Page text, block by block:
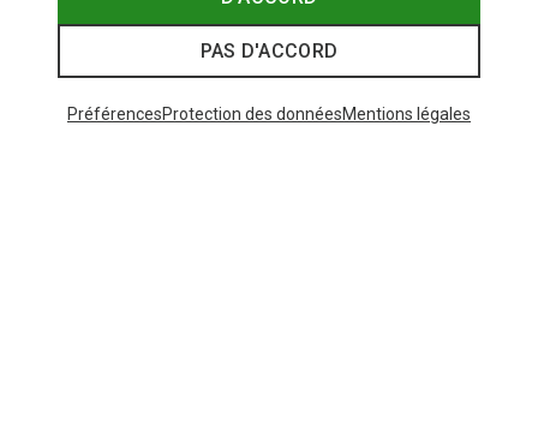
PAS D'ACCORD
PréférencesProtection des donnéesMentions légales